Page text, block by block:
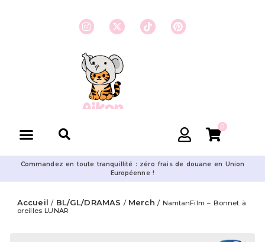
0
Commandez en toute tranquillité : zéro frais de douane en Union
Européenne !
Accueil / BL/GL/DRAMAS / Merch / NamtanFilm – Bonnet à
oreilles LUNAR